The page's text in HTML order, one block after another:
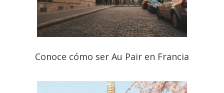
Conoce cómo ser Au Pair en Francia